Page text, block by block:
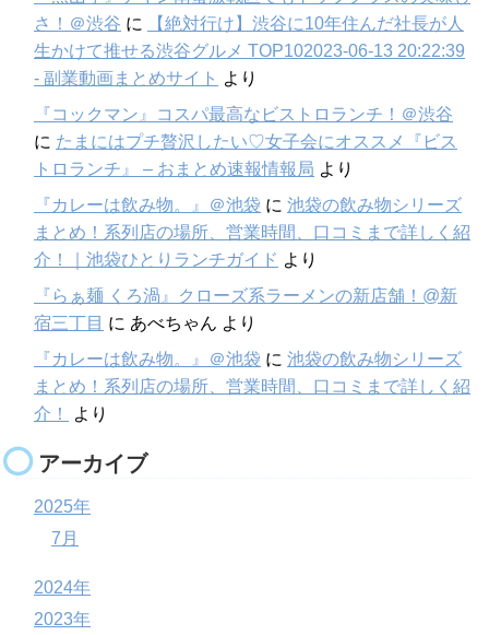
さ！＠渋谷 に
【絶対行け】渋谷に10年住んだ社長が人
生かけて推せる渋谷グルメ TOP102023-06-13 20:22:39
- 副業動画まとめサイト より
『コックマン』コスパ最高なビストロランチ！＠渋谷
に たまにはプチ贅沢したい♡女子会にオススメ『ビス
トロランチ』 – おまとめ速報情報局 より
『カレーは飲み物。』＠池袋 に 池袋の飲み物シリーズ
まとめ！系列店の場所、営業時間、口コミまで詳しく紹
介！｜池袋ひとりランチガイド より
『らぁ麺 くろ渦』クローズ系ラーメンの新店舗！@新
宿三丁目 に あべちゃん より
『カレーは飲み物。』＠池袋 に 池袋の飲み物シリーズ
まとめ！系列店の場所、営業時間、口コミまで詳しく紹
介！
より
アーカイブ
2025年
7月
2024年
2023年